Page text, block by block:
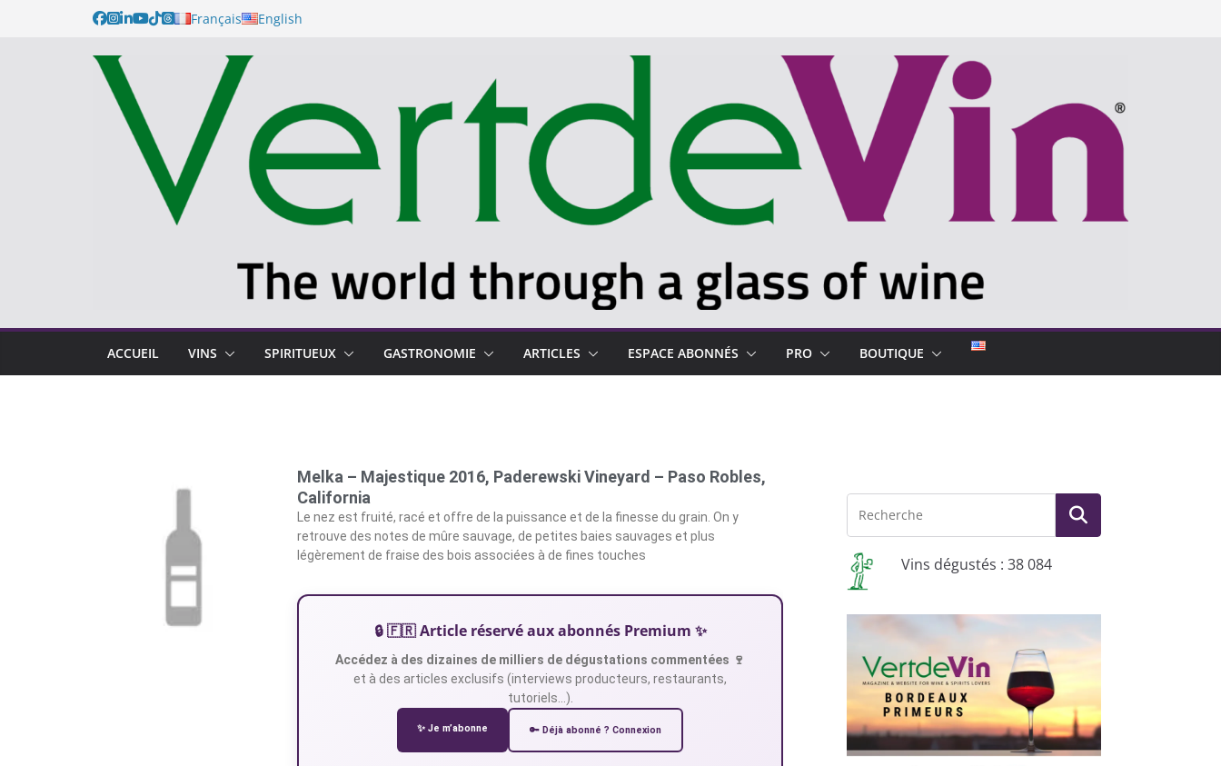
Français English
ACCUEIL VINS SPIRITUEUX GASTRONOMIE ARTICLES ESPACE ABONNÉS PRO BOUTIQUE
Melka – Majestique 2016, Paderewski Vineyard – Paso Robles,
California
Le nez est fruité, racé et offre de la puissance et de la finesse du grain. On y
retrouve des notes de mûre sauvage, de petites baies sauvages et plus
légèrement de fraise des bois associées à de fines touches
🔒 🇫🇷 Article réservé aux abonnés Premium ✨
Accédez à des dizaines de milliers de dégustations commentées 🍷
et à des articles exclusifs (interviews producteurs, restaurants,
tutoriels…).
✨ Je m’abonne 🔑 Déjà abonné ? Connexion
Vins dégustés : 38 084